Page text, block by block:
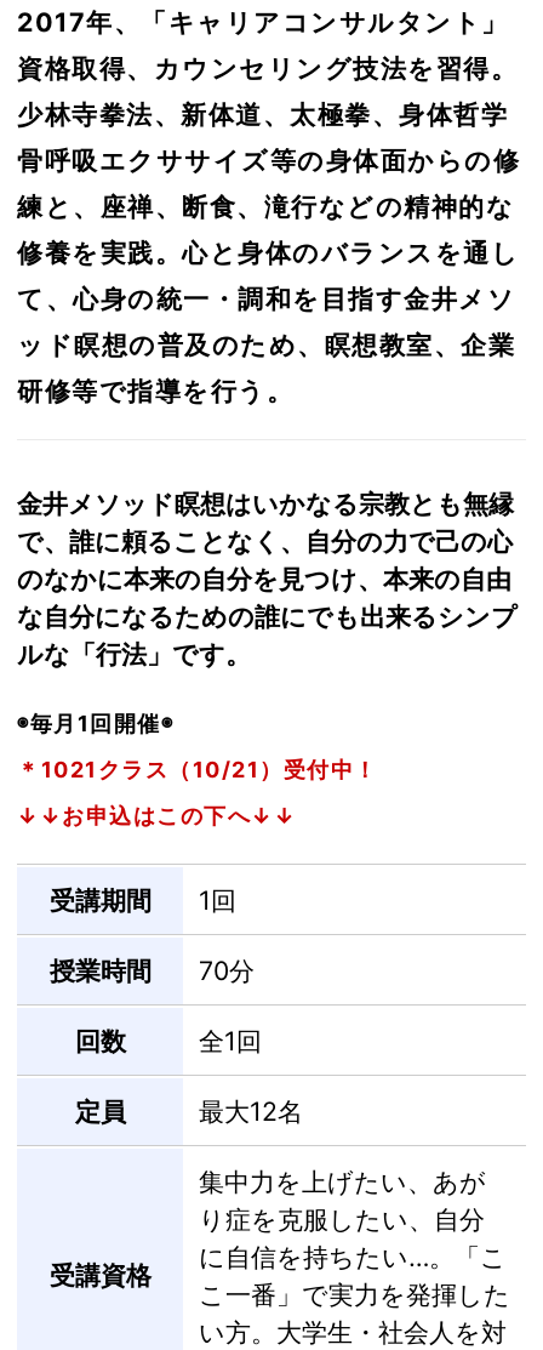
2017年、「キャリアコンサルタント」
資格取得、カウンセリング技法を習得。
少林寺拳法、新体道、太極拳、身体哲学
骨呼吸エクササイズ等の身体面からの修
練と、座禅、断食、滝行などの精神的な
修養を実践。心と身体のバランスを通し
て、心身の統一・調和を目指す金井メソ
ッド瞑想の普及のため、瞑想教室、企業
研修等で指導を行う。
金井メソッド瞑想はいかなる宗教とも無縁
で、誰に頼ることなく、自分の力で己の心
のなかに本来の自分を見つけ、本来の自由
な自分になるための誰にでも出来るシンプ
ルな「行法」です。
◉毎月1回開催◉
＊1021クラス（10/21）受付中！
↓↓お申込はこの下へ↓↓
受講期間 1回
授業時間 70分
回数 全1回
定員 最大12名
受講資格
集中力を上げたい、あが
り症を克服したい、自分
に自信を持ちたい…。「こ
こ一番」で実力を発揮した
い方。大学生・社会人を対